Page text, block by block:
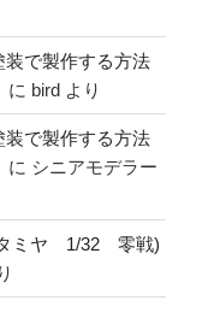
装で製作する方法
に bird より
装で製作する方法
に シニアモデラー
(タミヤ 1/32 零戦)